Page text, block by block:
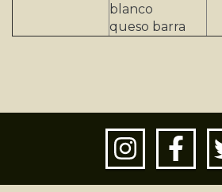
blanco
queso barra